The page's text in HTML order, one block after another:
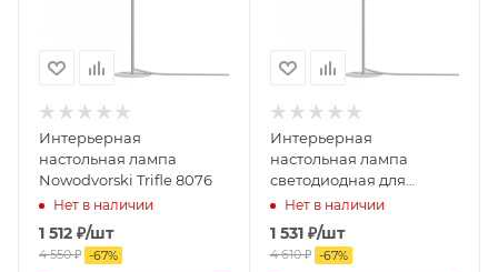
Интерьерная
настольная лампа
Nowodvorski Trifle 8076
Нет в наличии
1 512 ₽/шт
4 550₽ -67%
Интерьерная
настольная лампа
светодиодная для
детской Trifle 8080
Нет в наличии
1 531₽/шт
4 610₽ -67%